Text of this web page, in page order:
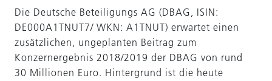
Die Deutsche Beteiligungs AG (DBAG, ISIN:
DE000A1TNUT7/ WKN: A1TNUT) erwartet einen
zusätzlichen, ungeplanten Beitrag zum
Konzernergebnis 2018/2019 der DBAG von rund
30 Millionen Euro. Hintergrund ist die heute